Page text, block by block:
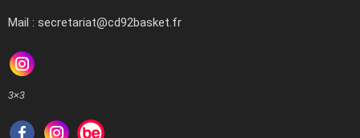
Mail : secretariat@cd92basket.fr
3×3